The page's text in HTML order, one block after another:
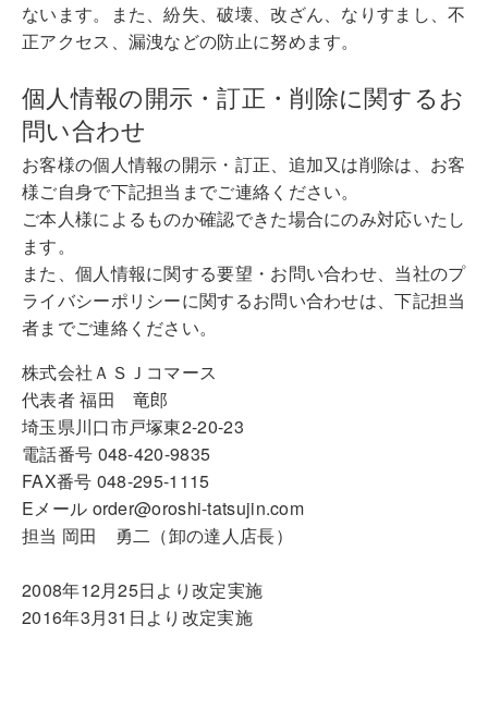
ないます。また、紛失、破壊、改ざん、なりすまし、不
正アクセス、漏洩などの防止に努めます。
個人情報の開示・訂正・削除に関するお
問い合わせ
お客様の個人情報の開示・訂正、追加又は削除は、お客
様ご自身で下記担当までご連絡ください。
ご本人様によるものか確認できた場合にのみ対応いたし
ます。
また、個人情報に関する要望・お問い合わせ、当社のプ
ライバシーポリシーに関するお問い合わせは、下記担当
者までご連絡ください。
株式会社ＡＳＪコマース
代表者 福田 竜郎
埼玉県川口市戸塚東2-20-23
電話番号 048-420-9835
FAX番号 048-295-1115
Eメール order@oroshi-tatsujin.com
担当 岡田 勇二（卸の達人店長）
2008年12月25日より改定実施
2016年3月31日より改定実施